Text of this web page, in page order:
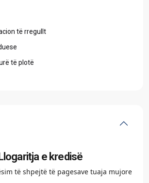
të rregullt
të plotë
e kredisë
të shpejtë të pagesave tuaja mujore